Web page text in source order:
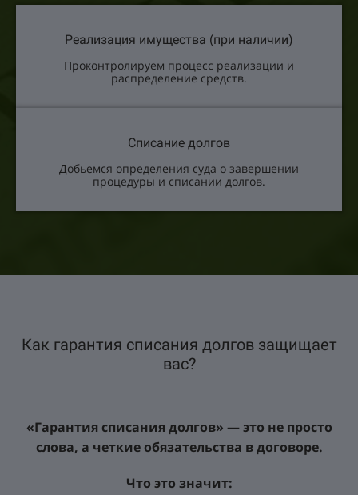
Реализация имущества (при наличии)
Проконтролируем процесс реализации и
распределение средств.
Списание долгов
Добьемся определения суда о завершении
процедуры и списании долгов.
Как гарантия списания долгов защищает
вас?
«Гарантия списания долгов» — это не просто
слова, а четкие обязательства в договоре.
Что это значит: